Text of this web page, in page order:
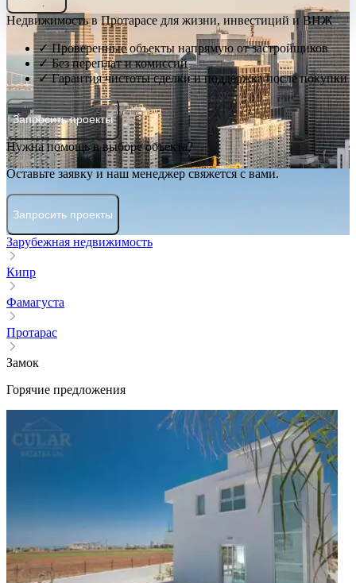
Недвижимость в Протарасе для жизни, инвестиций и ВНЖ
✓ Проверенные объекты напрямую от застройщиков
✓ Без переплат и комиссий
✓ Гарантия чистоты сделки и поддержка после покупки
Запросить проекты
Нужна помощь в выборе объекта?
Оставьте заявку и наш менеджер свяжется с вами.
Запросить проекты
Зарубежная недвижимость
Кипр
Фамагуста
Протарас
Замок
Горячие предложения